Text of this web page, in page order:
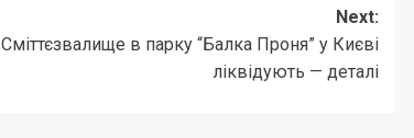
Next:
Сміттєзвалище в парку “Балка Проня” у Києві
ліквідують — деталі